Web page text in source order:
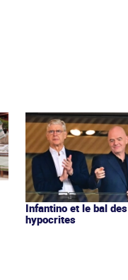
Infantino et le bal des
hypocrites